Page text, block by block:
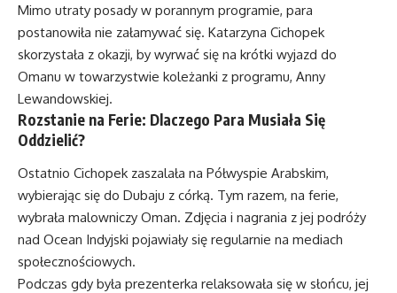
Mimo utraty posady w porannym programie, para
postanowiła nie załamywać się. Katarzyna Cichopek
skorzystała z okazji, by wyrwać się na krótki wyjazd do
Omanu w towarzystwie koleżanki z programu, Anny
Lewandowskiej.
Rozstanie na Ferie: Dlaczego Para Musiała Się
Oddzielić?
Ostatnio Cichopek zaszalała na Półwyspie Arabskim,
wybierając się do Dubaju z córką. Tym razem, na ferie,
wybrała malowniczy Oman. Zdjęcia i nagrania z jej podróży
nad Ocean Indyjski pojawiały się regularnie na mediach
społecznościowych.
Podczas gdy była prezenterka relaksowała się w słońcu, jej